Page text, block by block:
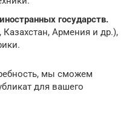
государств.
Армения и др.),
мы сможем
для вашего